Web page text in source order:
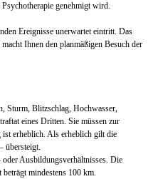
genehmigt wird.
Ereignisse unerwartet eintritt. Das
Ihnen den planmäßigen Besuch der
Sturm, Blitzschlag, Hochwasser,
eines Dritten. Sie müssen zur
erheblich. Als erheblich gilt die
übersteigt.
Ausbildungsverhältnisses. Die
mindestens 100 km.